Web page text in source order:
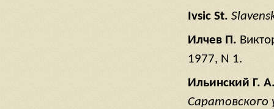
Ivsic St.
Илчев П.
1977, N 1.
Ильинский Г.
Саратовского